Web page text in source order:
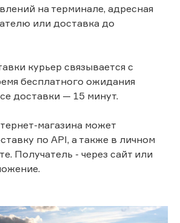
на терминале, адресная
или доставка до
курьер связывается с
бесплатного ожидания
доставки — 15 минут.
магазина может
по API, а также в личном
Получатель - через сайт или